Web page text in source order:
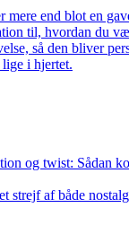
mere end blot en
til, hvordan du
så den bliver
i hjertet.
og twist: Sådan
strejf af både